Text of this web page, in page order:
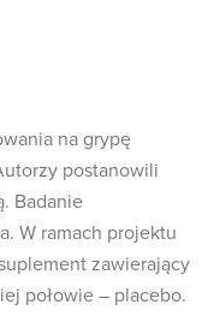
na grypę
postanowili
Badanie
W ramach projektu
zawierający
połowie – placebo.